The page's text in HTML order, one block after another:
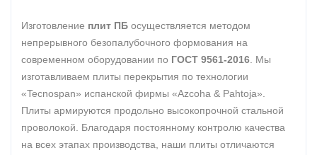
Изготовление плит ПБ осуществляется методом
непрерывного безопалубочного формования на
современном оборудовании по ГОСТ 9561-2016 . Мы
изготавливаем плиты перекрытия по технологии
«Tecnospan» испанской фирмы «Azcoha & Pahtoja».
Плиты армируются продольно высокопрочной стальной
проволокой. Благодаря постоянному контролю качества
на всех этапах производства, наши плиты отличаются